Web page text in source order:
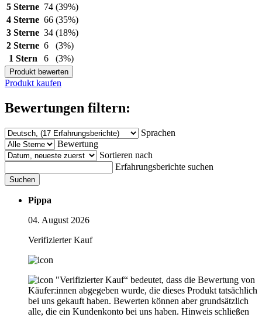
5 Sterne 74 (39%)
4 Sterne 66 (35%)
3 Sterne 34 (18%)
2 Sterne 6
(3%)
1 Stern
6 (3%)
Produkt bewerten
Produkt kaufen
Bewertungen filtern:
Sprachen
Bewertung
Sortieren nach
Erfahrungsberichte suchen
Suchen
Pippa
04. August 2026
Verifizierter Kauf
"Verifizierter Kauf“ bedeutet, dass die Bewertung von
Käufer:innen abgegeben wurde, die dieses Produkt tatsächlich
bei uns gekauft haben. Bewerten können aber grundsätzlich
alle, die ein Kundenkonto bei uns haben. Hinweis schließen